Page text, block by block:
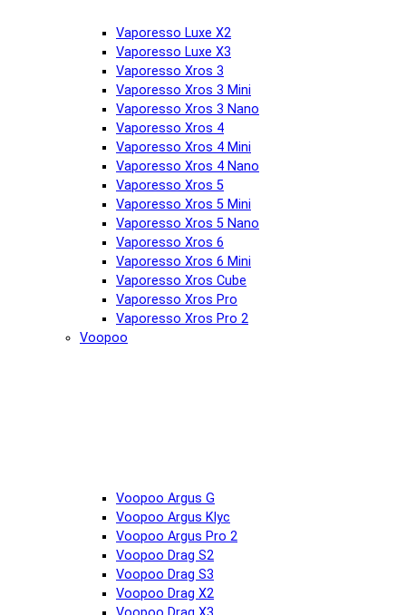
Vaporesso Luxe X2
Vaporesso Luxe X3
Vaporesso Xros 3
Vaporesso Xros 3 Mini
Vaporesso Xros 3 Nano
Vaporesso Xros 4
Vaporesso Xros 4 Mini
Vaporesso Xros 4 Nano
Vaporesso Xros 5
Vaporesso Xros 5 Mini
Vaporesso Xros 5 Nano
Vaporesso Xros 6
Vaporesso Xros 6 Mini
Vaporesso Xros Cube
Vaporesso Xros Pro
Vaporesso Xros Pro 2
Voopoo
Voopoo Argus G
Voopoo Argus Klyc
Voopoo Argus Pro 2
Voopoo Drag S2
Voopoo Drag S3
Voopoo Drag X2